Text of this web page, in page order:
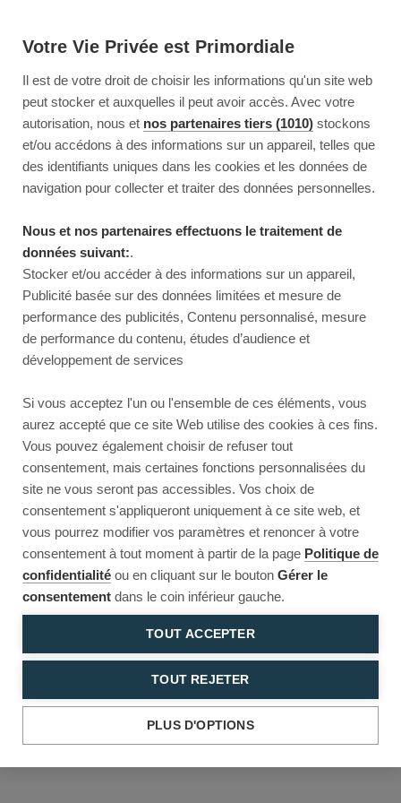
Votre Vie Privée est Primordiale
Il est de votre droit de choisir les informations qu'un site web
peut stocker et auxquelles il peut avoir accès. Avec votre
autorisation, nous et nos partenaires tiers (1010) stockons
et/ou accédons à des informations sur un appareil, telles que
des identifiants uniques dans les cookies et les données de
navigation pour collecter et traiter des données personnelles.
Nous et nos partenaires effectuons le traitement de
données suivant:.
Stocker et/ou accéder à des informations sur un appareil,
Publicité basée sur des données limitées et mesure de
performance des publicités, Contenu personnalisé, mesure
de performance du contenu, études d’audience et
développement de services
Si vous acceptez l'un ou l'ensemble de ces éléments, vous
aurez accepté que ce site Web utilise des cookies à ces fins.
Vous pouvez également choisir de refuser tout
consentement, mais certaines fonctions personnalisées du
site ne vous seront pas accessibles. Vos choix de
consentement s'appliqueront uniquement à ce site web, et
vous pourrez modifier vos paramètres et renoncer à votre
consentement à tout moment à partir de la page Politique de
confidentialité ou en cliquant sur le bouton Gérer le
consentement dans le coin inférieur gauche.
TOUT ACCEPTER
TOUT REJETER
PLUS D'OPTIONS
Reload to try again, or go back.
Reload Back